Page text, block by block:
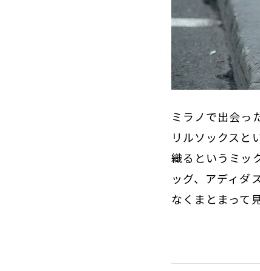
ミラノで出会っ
リルソックスと
織るというミッ
ッグ、アディダ
なくまとまって